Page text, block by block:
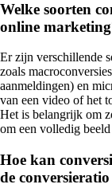
Welke soorten
online
Er zijn verschillende
zoals
aanmeldingen) en
van een video of het
Het is belangrijk om
om een volledig
Hoe kan
de